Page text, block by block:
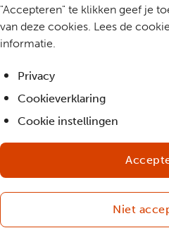
"Accepteren" te klikken geef je
van deze cookies. Lees de
informatie.
Privacy
Cookieverklaring
Cookie instellingen
Niet